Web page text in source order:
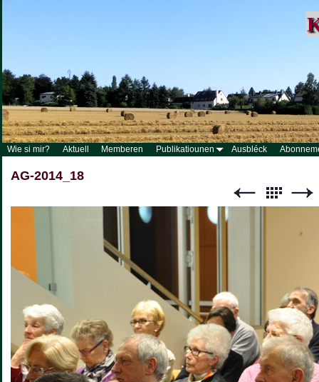
Wie si mir? Aktuell Memberen Publikatiounen Ausbléck
AG-2014_18